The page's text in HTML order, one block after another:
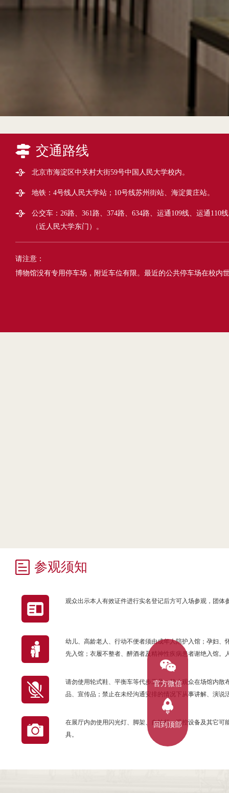
交通路线
北京市海淀区中关村大街59号中国人民大学校内。
地铁：4号线人民大学站；10号线苏州街站、海淀黄庄站。
公交车：26路、361路、374路、634路、运通109线、运通110
（近人民大学东门）。
请注意：
博物馆没有专用停车场，附近车位有限。最近的公共停车场在校内
参观须知
观众出示本人有效证件进行实名登记后方可入场参观，团体
幼儿、高龄老人、行动不便者须由成年人陪护入馆；孕妇、
先入馆；衣履不整者、醉酒者及精神性疾病患者谢绝入馆。
请勿使用轮式鞋、平衡车等代步工具；禁止观众在场馆内散
品、宣传品；禁止在未经沟通安排的情况下从事讲解、演说
在展厅内勿使用闪光灯、脚架、自拍杆、遥控设备及其它可
具。
官方微信
回到顶部